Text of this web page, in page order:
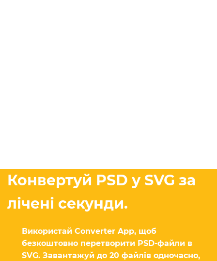
Конвертуй PSD у SVG за
лічені секунди.
Використай Converter App, щоб
безкоштовно перетворити PSD-файли в
SVG. Завантажуй до 20 файлів одночасно,